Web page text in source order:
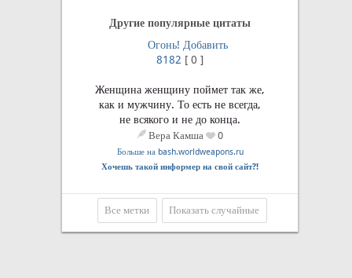
Другие популярные цитаты
Огонь! Добавить
8182 [ 0 ]
Женщина женщину поймет так же,
как и мужчину. То есть не всегда,
не всякого и не до конца.
Вера Камша 0
Больше на bash.worldweapons.ru
Хочешь такой информер на свой сайт?!
Все метки Показать случайные